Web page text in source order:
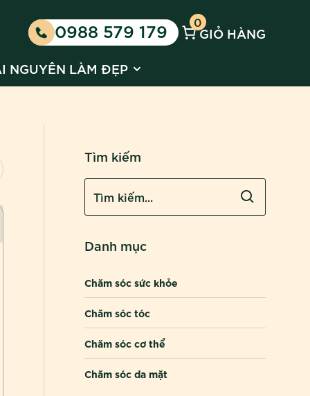
0988 579 179 GIỎ HÀNG
0
doanh cùng Huyền Phi
submenu for Tin tức
NGUYÊN LÀM ĐẸP Show submenu for Tài nguyên
Tìm kiếm
Danh mục
Chăm sóc sức khỏe
Chăm sóc tóc
Chăm sóc cơ thể
Chăm sóc da mặt